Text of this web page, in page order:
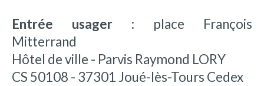
Entrée usager : place François
Mitterrand
Hôtel de ville - Parvis Raymond LORY
CS 50108 - 37301 Joué-lès-Tours Cedex